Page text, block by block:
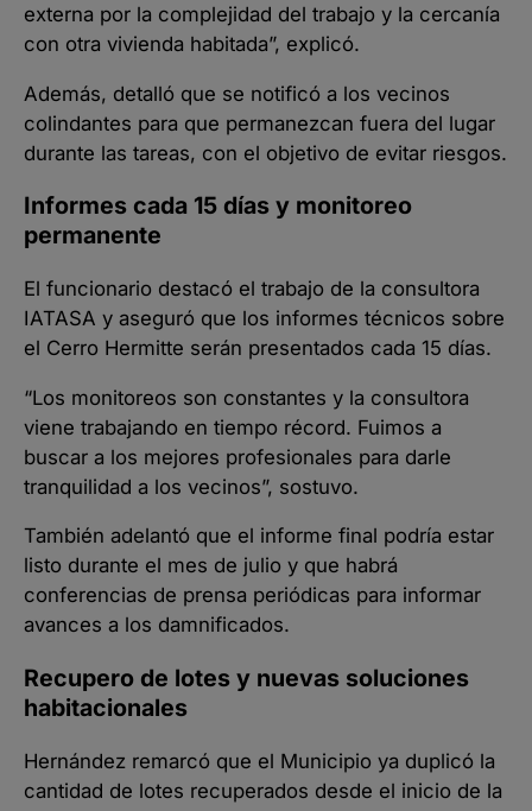
externa por la complejidad del trabajo y la cercanía
con otra vivienda habitada”, explicó.
Además, detalló que se notificó a los vecinos
colindantes para que permanezcan fuera del lugar
durante las tareas, con el objetivo de evitar riesgos.
Informes cada 15 días y monitoreo
permanente
El funcionario destacó el trabajo de la consultora
IATASA y aseguró que los informes técnicos sobre
el Cerro Hermitte serán presentados cada 15 días.
“Los monitoreos son constantes y la consultora
viene trabajando en tiempo récord. Fuimos a
buscar a los mejores profesionales para darle
tranquilidad a los vecinos”, sostuvo.
También adelantó que el informe final podría estar
listo durante el mes de julio y que habrá
conferencias de prensa periódicas para informar
avances a los damnificados.
Recupero de lotes y nuevas soluciones
habitacionales
Hernández remarcó que el Municipio ya duplicó la
cantidad de lotes recuperados desde el inicio de la